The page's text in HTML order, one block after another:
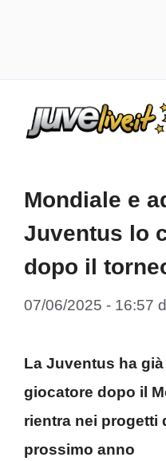
Mondiale e
Juventus lo
dopo il
07/06/2025 - 16:57
La Juventus ha
giocatore dopo il
rientra nei progetti
prossimo anno